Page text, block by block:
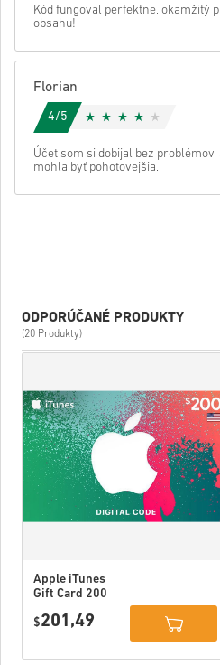
Kód fungoval perfektne, okamžitý
obsahu!
Florian
4/5
Účet som si dobijal bez
mohla byť pohotovejšia.
ODPORÚČANÉ PRODUKTY
(20 Produkty)
Apple iTunes
Gift Card 200
$201,49